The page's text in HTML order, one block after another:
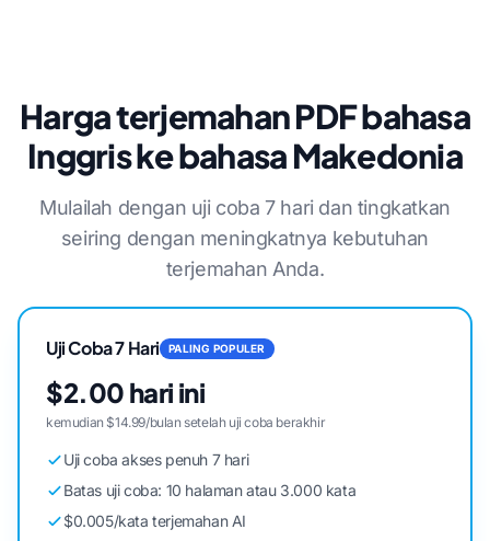
Harga terjemahan PDF bahasa
Inggris ke bahasa Makedonia
Mulailah dengan uji coba 7 hari dan tingkatkan
seiring dengan meningkatnya kebutuhan
terjemahan Anda.
Uji Coba 7 Hari PALING POPULER
$2.00 hari ini
kemudian $14.99/bulan setelah uji coba berakhir
Uji coba akses penuh 7 hari
Batas uji coba: 10 halaman atau 3.000 kata
$0.005/kata terjemahan AI